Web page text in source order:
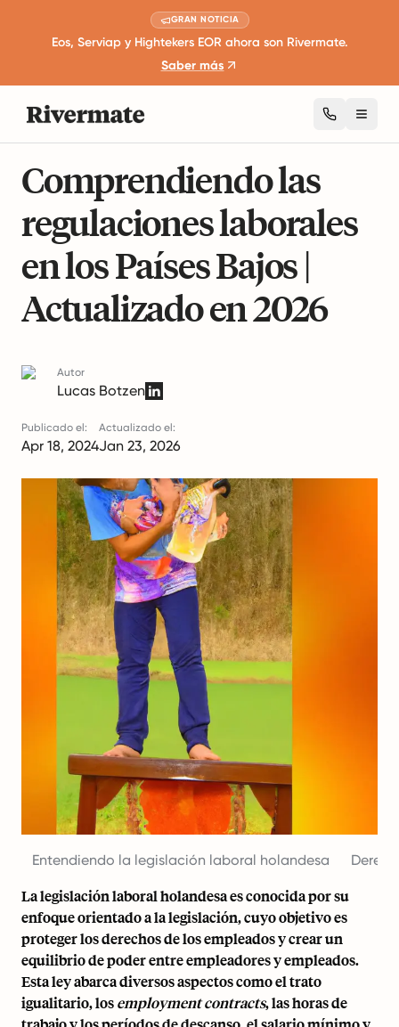
GRAN NOTICIA
Eos, Serviap y Hightekers EOR ahora son Rivermate.
Saber más
Comprendiendo las
regulaciones laborales
en los Países Bajos |
Actualizado en 2026
Autor
Lucas Botzen
Publicado el:
Apr 18, 2024
Actualizado el:
Jan 23, 2026
Entendiendo la legislación laboral holandesa
La legislación laboral holandesa es conocida por su
enfoque orientado a la legislación, cuyo objetivo es
proteger los derechos de los empleados y crear un
equilibrio de poder entre empleadores y empleados.
Esta ley abarca diversos aspectos como el trato
igualitario, losemployment contracts, las horas de